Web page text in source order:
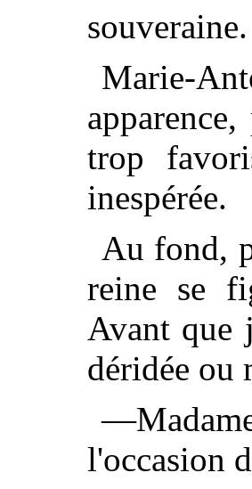
souveraine.
Marie-
trop
inespérée.
Au fond,
reine se
Avant que
déridée ou
l'occasion